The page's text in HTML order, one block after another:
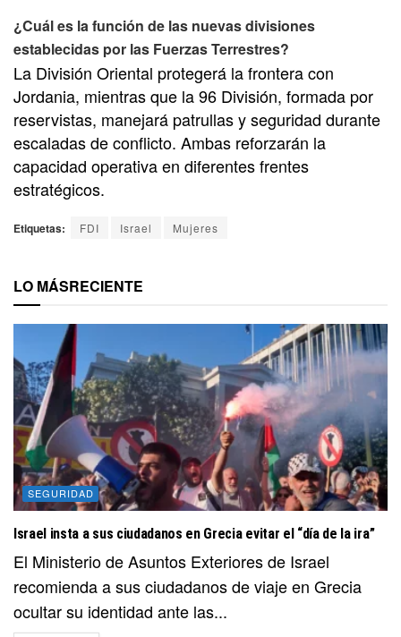
¿Cuál es la función de las nuevas divisiones
establecidas por las Fuerzas Terrestres?
La División Oriental protegerá la frontera con
Jordania, mientras que la 96 División, formada por
reservistas, manejará patrullas y seguridad durante
escaladas de conflicto. Ambas reforzarán la
capacidad operativa en diferentes frentes
estratégicos.
Etiquetas: FDI Israel Mujeres
LO MÁSRECIENTE
SEGURIDAD
Israel insta a sus ciudadanos en Grecia evitar el “día de la ira”
El Ministerio de Asuntos Exteriores de Israel
recomienda a sus ciudadanos de viaje en Grecia
ocultar su identidad ante las...